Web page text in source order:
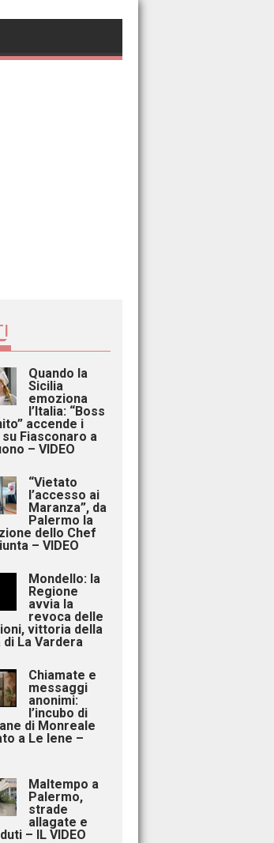
Quando la
Sicilia
emoziona
l’Italia: “Boss
accende i
Fiasconaro a
– VIDEO
“Vietato
l’accesso ai
Maranza”, da
Palermo la
dello Chef
– VIDEO
Mondello: la
Regione
avvia la
revoca delle
vittoria della
La Vardera
Chiamate e
messaggi
anonimi:
l’incubo di
di Monreale
a Le Iene –
Maltempo a
Palermo,
strade
allagate e
– IL VIDEO